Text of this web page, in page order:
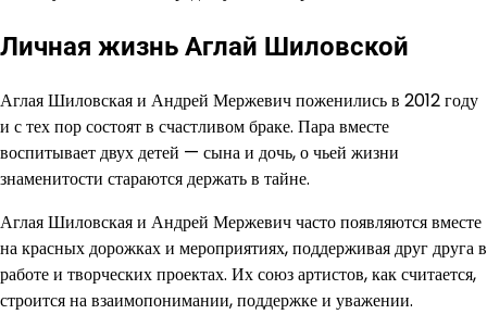
Личная жизнь Аглай Шиловской
Аглая Шиловская и Андрей Мержевич поженились в 2012 году
и с тех пор состоят в счастливом браке. Пара вместе
воспитывает двух детей — сына и дочь, о чьей жизни
знаменитости стараются держать в тайне.
Аглая Шиловская и Андрей Мержевич часто появляются вместе
на красных дорожках и мероприятиях, поддерживая друг друга в
работе и творческих проектах. Их союз артистов, как считается,
строится на взаимопонимании, поддержке и уважении.